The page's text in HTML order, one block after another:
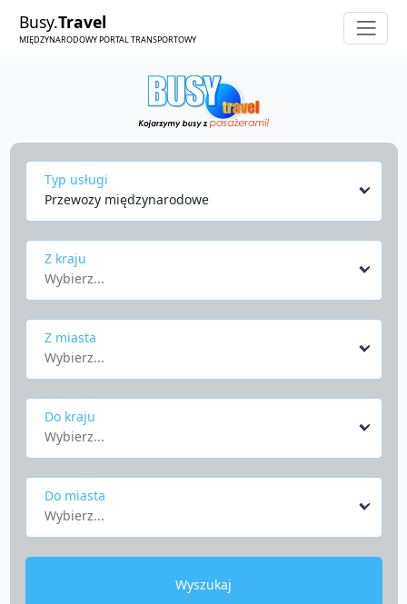
Busy.Travel
MIĘDZYNARODOWY PORTAL TRANSPORTOWY
Typ usługi
Przewozy międzynarodowe
Z kraju
Wybierz...
Z miasta
Wybierz...
Do kraju
Wybierz...
Do miasta
Wybierz...
Wyszukaj